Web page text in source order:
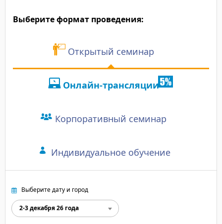
Выберите формат проведения:
Открытый семинар
Онлайн-трансляции
Корпоративный семинар
Индивидуальное обучение
Выберите дату и город
2-3 декабря 26 года
"Преподаватель с